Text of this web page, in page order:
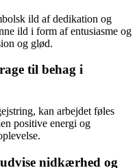
ild af dedikation og
ild i form af entusiasme og
og glød.
til behag i
kan arbejdet føles
positive energi og
nidkærhed og